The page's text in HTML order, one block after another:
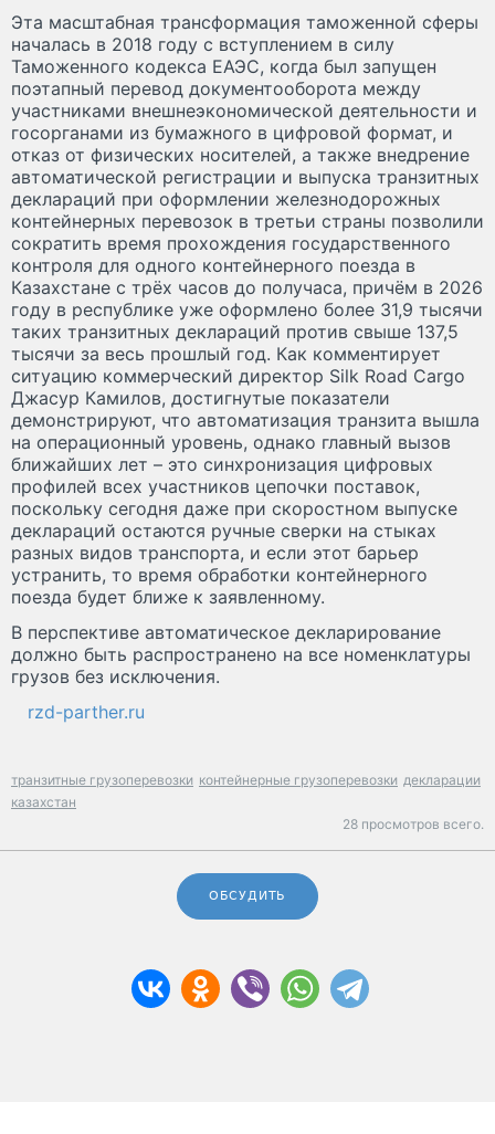
Эта масштабная трансформация таможенной сферы
началась в 2018 году с вступлением в силу
Таможенного кодекса ЕАЭС, когда был запущен
поэтапный перевод документооборота между
участниками внешнеэкономической деятельности и
госорганами из бумажного в цифровой формат, и
отказ от физических носителей, а также внедрение
автоматической регистрации и выпуска транзитных
деклараций при оформлении железнодорожных
контейнерных перевозок в третьи страны позволили
сократить время прохождения государственного
контроля для одного контейнерного поезда в
Казахстане с трёх часов до получаса, причём в 2026
году в республике уже оформлено более 31,9 тысячи
таких транзитных деклараций против свыше 137,5
тысячи за весь прошлый год. Как комментирует
ситуацию коммерческий директор Silk Road Cargo
Джасур Камилов, достигнутые показатели
демонстрируют, что автоматизация транзита вышла
на операционный уровень, однако главный вызов
ближайших лет – это синхронизация цифровых
профилей всех участников цепочки поставок,
поскольку сегодня даже при скоростном выпуске
деклараций остаются ручные сверки на стыках
разных видов транспорта, и если этот барьер
устранить, то время обработки контейнерного
поезда будет ближе к заявленному.
В перспективе автоматическое декларирование
должно быть распространено на все номенклатуры
грузов без исключения.
rzd-parther.ru
транзитные грузоперевозки контейнерные грузоперевозки декларации
казахстан
28 просмотров всего.
ОБСУДИТЬ